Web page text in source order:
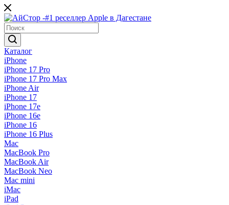
Каталог
iPhone
iPhone 17 Pro
iPhone 17 Pro Max
iPhone Air
iPhone 17
iPhone 17e
iPhone 16e
iPhone 16
iPhone 16 Plus
Mac
MacBook Pro
MacBook Air
MacBook Neo
Mac mini
iMac
iPad